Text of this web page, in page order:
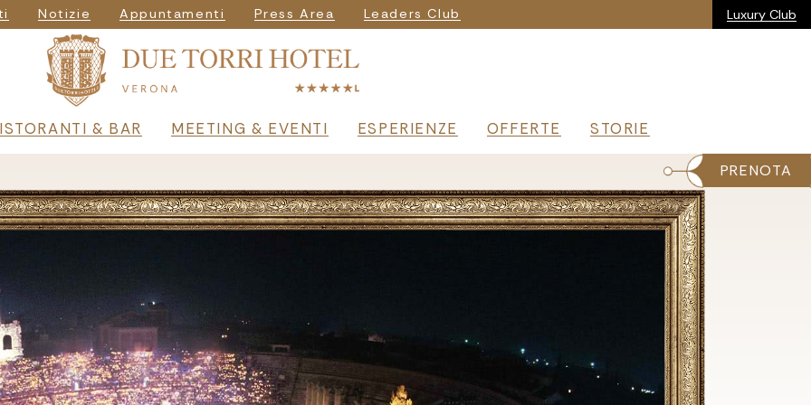
secondaria
Notizie Appuntamenti Press Area Leaders Club Luxury Club
& BAR MEETING & EVENTI ESPERIENZE OFFERTE STORIE
PRENOTA